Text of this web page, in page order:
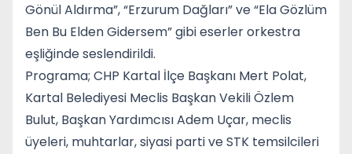
Gönül Aldırma”, “Erzurum Dağları” ve “Ela Gözlüm
Ben Bu Elden Gidersem” gibi eserler orkestra
eşliğinde seslendirildi.
Programa; CHP Kartal İlçe Başkanı Mert Polat,
Kartal Belediyesi Meclis Başkan Vekili Özlem
Bulut, Başkan Yardımcısı Adem Uçar, meclis
üyeleri, muhtarlar, siyasi parti ve STK temsilcileri